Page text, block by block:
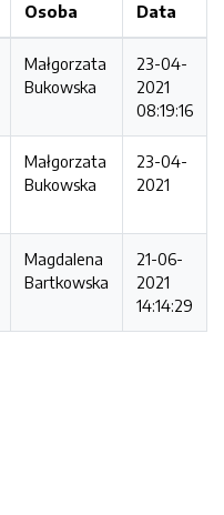
Osoba Data
Małgorzata
Bukowska
23-04-
2021
08:19:16
Małgorzata
Bukowska
23-04-
2021
Magdalena
Bartkowska
21-06-
2021
14:14:29